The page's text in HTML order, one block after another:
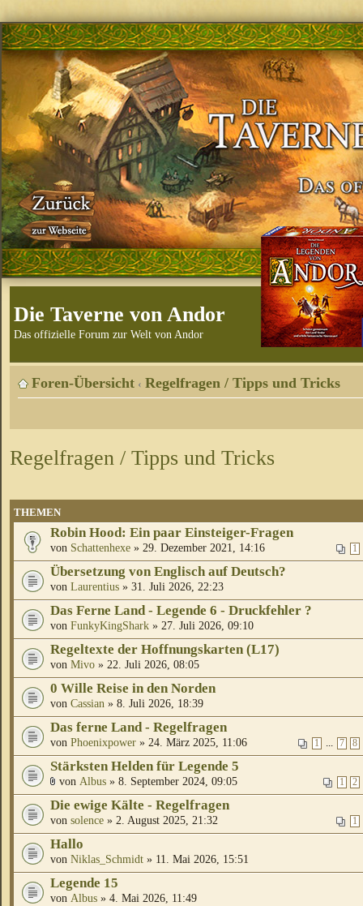
Die Taverne von Andor
Das offizielle Forum zur Welt von Andor
Foren-Übersicht ‹ Regelfragen / Tipps und Tricks
Regelfragen / Tipps und Tricks
THEMEN
Robin Hood: Ein paar Einsteiger-Fragen
1
von Schattenhexe » 29. Dezember 2021, 14:16
Übersetzung von Englisch auf Deutsch?
von Laurentius » 31. Juli 2026, 22:23
Das Ferne Land - Legende 6 - Druckfehler ?
von FunkyKingShark » 27. Juli 2026, 09:10
Regeltexte der Hoffnungskarten (L17)
von Mivo » 22. Juli 2026, 08:05
0 Wille Reise in den Norden
von Cassian » 8. Juli 2026, 18:39
Das ferne Land - Regelfragen
1 ... 7 8
von Phoenixpower » 24. März 2025, 11:06
Stärksten Helden für Legende 5
1 2
von Albus » 8. September 2024, 09:05
Die ewige Kälte - Regelfragen
1
von solence » 2. August 2025, 21:32
Hallo
von Niklas_Schmidt » 11. Mai 2026, 15:51
Legende 15
von Albus » 4. Mai 2026, 11:49